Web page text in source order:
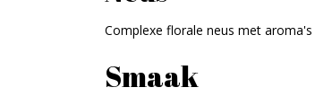
Complexe florale neus met
Smaak